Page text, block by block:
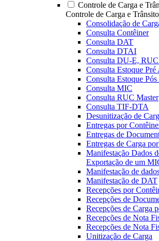
Controle de Carga e
Controle de Carga e
Consolidação de
Consulta Contêiner
Consulta DAT
Consulta DTAI
Consulta DU-E,
Consulta Estoque
Consulta Estoque
Consulta MIC
Consulta RUC Master
Consulta TIF-DTA
Desunitização de
Entregas por
Entregas de
Entregas de Carga
Manifestação Dados
Exportação de um
Manifestação de
Manifestação de DAT
Recepções por
Recepções de
Recepções de Carga
Recepções de Nota
Recepções de Nota
Unitização de Carga